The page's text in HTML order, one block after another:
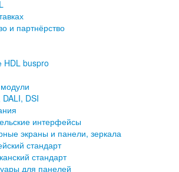
и партнёрство
HDL buspro
DSI
интерфейсы
экраны и панели, зеркала
стандарт
стандарт
для панелей